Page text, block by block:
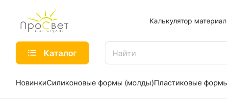
Калькулятор
Каталог
НовинкиСиликоновые формы (молды)Пластиковые